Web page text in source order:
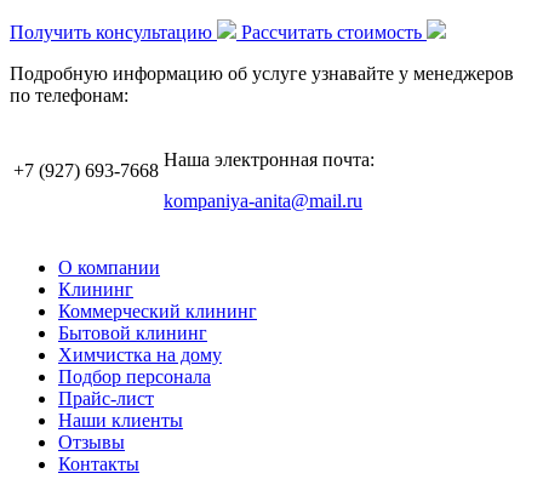
Получить консультацию
Рассчитать стоимость
Подробную информацию об услуге узнавайте у менеджеров
по телефонам:
+7 (927) 693-7668
Наша электронная почта:
kompaniya-anita@mail.ru
О компании
Клининг
Коммерческий клининг
Бытовой клининг
Химчистка на дому
Подбор персонала
Прайс-лист
Наши клиенты
Отзывы
Контакты